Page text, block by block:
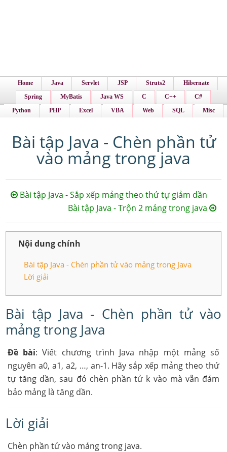
Home Java Servlet JSP Struts2
Hibernate
Spring
MyBatis Java WS C C++
C#
Python
PHP Excel VBA Web SQL Misc
Bài tập Java - Chèn phần tử
vào mảng trong java
Bài tập Java - Sắp xếp mảng theo thứ tự giảm dần
Bài tập Java - Trộn 2 mảng trong java
Nội dung chính
Bài tập Java - Chèn phần tử vào mảng trong Java
Lời giải
Bài tập Java - Chèn phần tử vào
mảng trong Java
Đề bài: Viết chương trình Java nhập một mảng số
nguyên a0, a1, a2, …, an-1. Hãy sắp xếp mảng theo thứ
tự tăng dần, sau đó chèn phần tử k vào mà vẫn đảm
bảo mảng là tăng dần.
Lời giải
Chèn phần tử vào mảng trong java.